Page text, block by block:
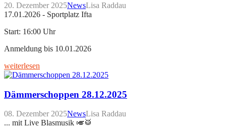
20. Dezember 2025NewsLisa Raddau
17.01.2026 - Sportplatz Ifta
Start: 16:00 Uhr
Anmeldung bis 10.01.2026
weiterlesen
Dämmerschoppen 28.12.2025
08. Dezember 2025NewsLisa Raddau
... mit Live Blasmusik 🎺🥁